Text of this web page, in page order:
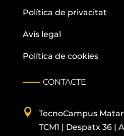
Política de privacitat
Avís legal
Política de cookies
CONTACTE
 TecnoCampus
TCM1 | Despatx36 |